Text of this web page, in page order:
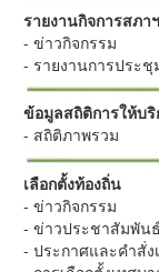
รายงานกิจการสภาฯ
- ข่าวกิจกรรม
- รายงานการประชุ
ข้อมูลสถิติการให้บริ
- สถิติภาพรวม
เลือกตั้งท้องถิ่น
- ข่าวกิจกรรม
- ข่าวประชาสัมพันธ์
- ประกาศและคำสั่ง